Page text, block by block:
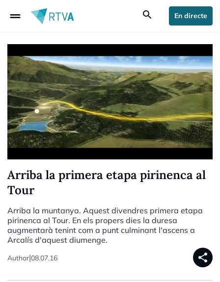
drag_handle search En directe
Arriba la primera etapa pirinenca al
Tour
Arriba la muntanya. Aquest divendres primera etapa
pirinenca al Tour. En els propers dies la duresa
augmentarà tenint com a punt culminant l'ascens a
Arcalís d'aquest diumenge.
Author|08.07.16 share